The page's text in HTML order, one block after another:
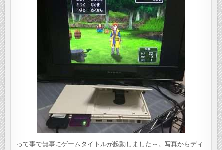
って事で無事にゲームタイトルが起動しました～。写真からディ